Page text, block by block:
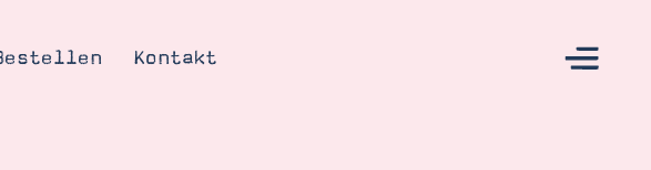
Kontakt